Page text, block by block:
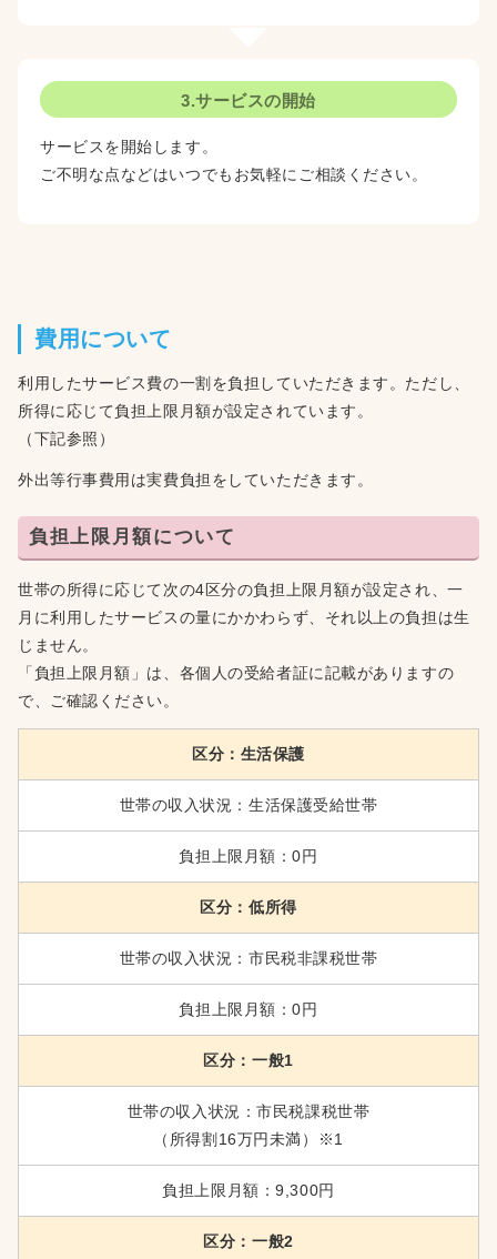
3.サービスの開始
サービスを開始します。
ご不明な点などはいつでもお気軽にご相談ください。
費用について
利用したサービス費の一割を負担していただきます。ただし、
所得に応じて負担上限月額が設定されています。
（下記参照）
外出等行事費用は実費負担をしていただきます。
負担上限月額について
世帯の所得に応じて次の4区分の負担上限月額が設定され、一
月に利用したサービスの量にかかわらず、それ以上の負担は生
じません。
「負担上限月額」は、各個人の受給者証に記載がありますの
で、ご確認ください。
区分：生活保護
世帯の収入状況：生活保護受給世帯
負担上限月額：0円
区分：低所得
世帯の収入状況：市民税非課税世帯
負担上限月額：0円
区分：一般1
世帯の収入状況：市民税課税世帯
（所得割16万円未満）※1
負担上限月額：9,300円
区分：一般2